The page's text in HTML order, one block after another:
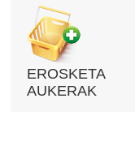
EROSKETA
AUKERAK